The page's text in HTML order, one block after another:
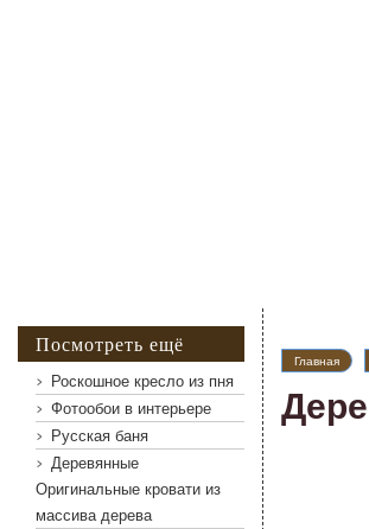
Главная
Посмотреть ещё
Роскошное кресло из пня
Фотообои в интерьере
Русская баня
Деревянные
Оригинальные кровати из
массива дерева